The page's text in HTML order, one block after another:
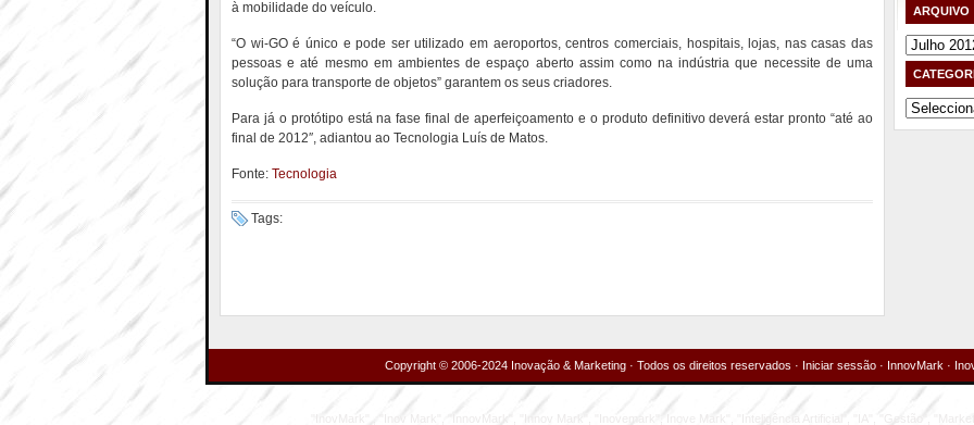
à mobilidade do veículo.
“O wi-GO é único e pode ser utilizado em aeroportos, centros comerciais, hospitais, lojas, nas casas das
pessoas e até mesmo em ambientes de espaço aberto assim como na indústria que necessite de uma
solução para transporte de objetos” garantem os seus criadores.
Para já o protótipo está na fase final de aperfeiçoamento e o produto definitivo deverá estar pronto “até ao
final de 2012″, adiantou ao Tecnologia Luís de Matos.
Fonte: Tecnologia
Tags:
ARQUIVO
Arquivo
Categorias
Copyright © 2006-2024 Inovação & Marketing · Todos os direitos reservados · Iniciar sessão· InnovMark ·